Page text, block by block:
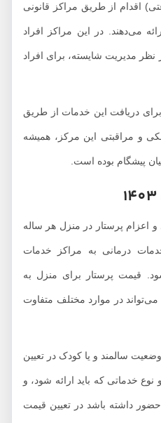
از طریق مراکز قانونی
در این مراکز افراد
شایسته، برای افراد
دریافت این خدمات از طریق
مراقبتی این مرکز، همیشه
بوده است.
پرستار در منزل هر ساله
درمانی به مراکز خدمات
پرستار برای منزل به
در موارد مختلف متفاوت
و یا کودک در تعیین
خدماتی که باید ارائه شود، و
داشته باشد در تعیین قیمت